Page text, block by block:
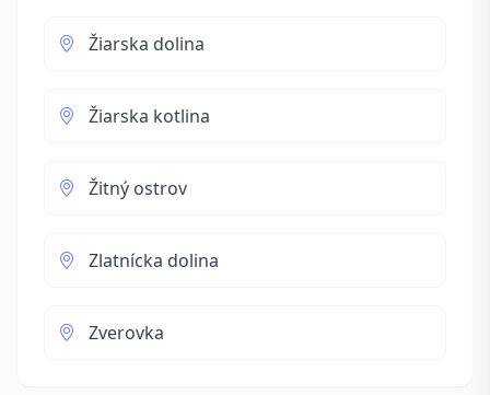
Žiarska dolina
Žiarska kotlina
Žitný ostrov
Zlatnícka dolina
Zverovka